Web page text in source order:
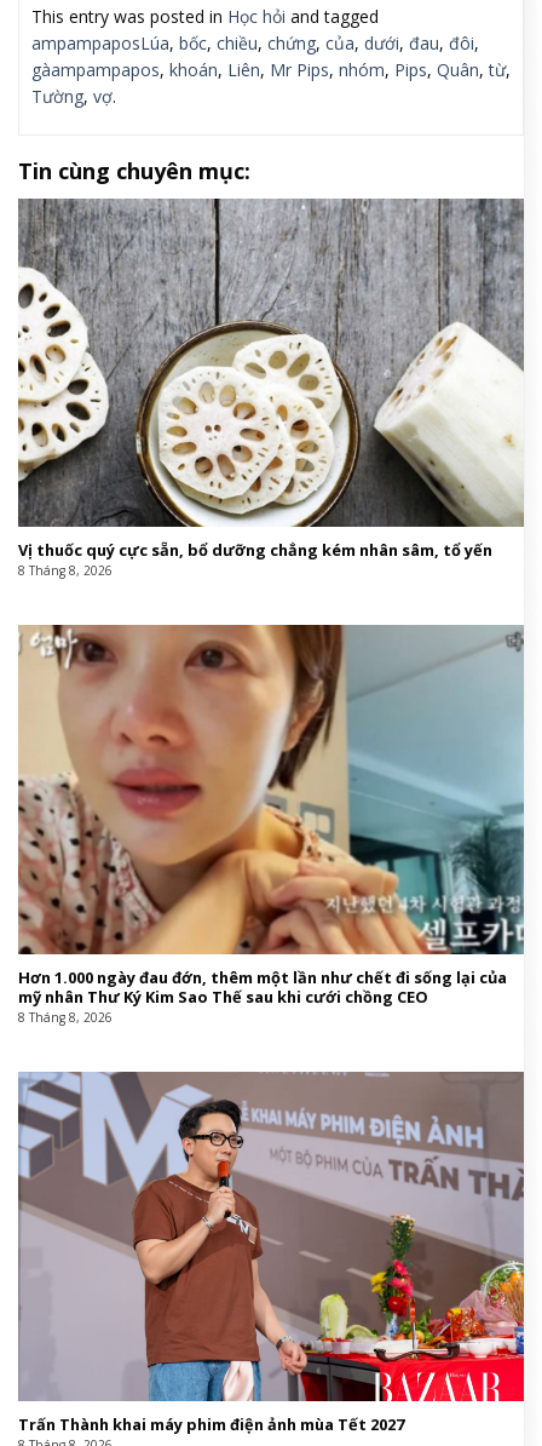
This entry was posted in Học hỏi and tagged
ampampaposLúa, bốc, chiều, chứng, của, dưới, đau, đôi,
gàampampapos, khoán, Liên, Mr Pips, nhóm, Pips, Quân,từ,
Tường, vợ.
Tin cùng chuyên mục:
Vị thuốc quý cực sẵn, bổ dưỡng chẳng kém nhân sâm, tổ yến
8 Tháng 8, 2026
Hơn 1.000 ngày đau đớn, thêm một lần như chết đi sống lại của
mỹ nhân Thư Ký Kim Sao Thế sau khi cưới chồng CEO
8 Tháng 8, 2026
Trấn Thành khai máy phim điện ảnh mùa Tết 2027